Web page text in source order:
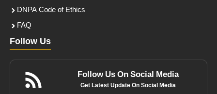
DNPA Code of Ethics
FAQ
Follow Us
Follow Us On Social Media
Get Latest Update On Social Media